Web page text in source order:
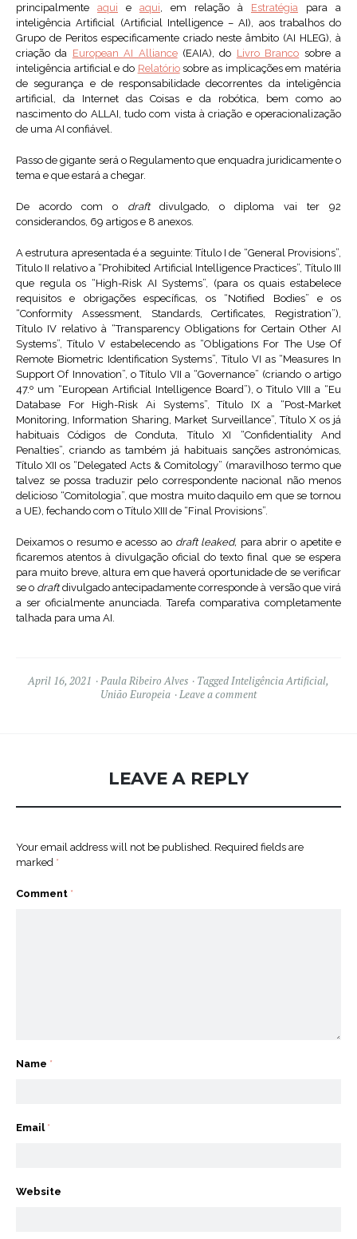
principalmente aqui e aqui, em relação à Estratégia para a
inteligência Artificial (Artificial Intelligence – AI), aos trabalhos do
Grupo de Peritos especificamente criado neste âmbito (AI HLEG), à
criação da European AI Alliance(EAIA), do Livro Branco sobre a
inteligência artificial e do Relatóriosobre as implicações em matéria
de segurança e de responsabilidade decorrentes da inteligência
artificial, da Internet das Coisas e da robótica, bem como ao
nascimento do ALLAI, tudo com vista à criação e operacionalização
de uma AI confiável.
Passo de gigante será o Regulamento que enquadra juridicamente o
tema e que estará a chegar.
De acordo com o draftdivulgado, o diploma vai ter 92
considerandos, 69 artigos e 8 anexos.
A estrutura apresentada é a seguinte: Título I de “General Provisions”,
Titulo II relativo a “Prohibited Artificial Intelligence Practices”, Título III
que regula os “High-Risk AI Systems”, (para os quais estabelece
requisitos e obrigações específicas, os “Notified Bodies” e os
“Conformity Assessment, Standards, Certificates, Registration”),
Título IV relativo à “Transparency Obligations for Certain Other AI
Systems”, Título V estabelecendo as “Obligations For The Use Of
Remote Biometric Identification Systems”, Título VI as “Measures In
Support Of Innovation”, o Título VII a “Governance” (criando o artigo
47.º um “European Artificial Intelligence Board”), o Titulo VIII a “Eu
Database For High-Risk Ai Systems”, Título IX a “Post-Market
Monitoring, Information Sharing, Market Surveillance”, Título X os já
habituais Códigos de Conduta, Título XI “Confidentiality And
Penalties”, criando as também já habituais sanções astronómicas,
Título XII os “Delegated Acts & Comitology” (maravilhoso termo que
talvez se possa traduzir pelo correspondente nacional não menos
delicioso “Comitologia”, que mostra muito daquilo em que se tornou
a UE), fechando com o Título XIII de “Final Provisions”.
Deixamos o resumo e acesso ao draft leaked, para abrir o apetite e
ficaremos atentos à divulgação oficial do texto final que se espera
para muito breve, altura em que haverá oportunidade de se verificar
se o draftdivulgado antecipadamente corresponde à versão que virá
a ser oficialmente anunciada. Tarefa comparativa completamente
talhada para uma AI.
April 16, 2021 Paula Ribeiro Alves TaggedInteligência Artificial,
União Europeia
Leave a comment
LEAVE A REPLY
Your email address will not be published. Required fields are
marked *
Comment *
Name *
Email *
Website